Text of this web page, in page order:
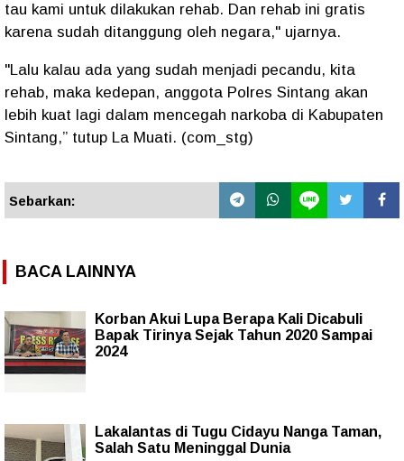
tau kami untuk dilakukan rehab. Dan rehab ini gratis
karena sudah ditanggung oleh negara," ujarnya.
"Lalu kalau ada yang sudah menjadi pecandu, kita
rehab, maka kedepan, anggota Polres Sintang akan
lebih kuat lagi dalam mencegah narkoba di Kabupaten
Sintang,” tutup La Muati. (com_stg)
Sebarkan:
BACA LAINNYA
Korban Akui Lupa Berapa Kali Dicabuli
Bapak Tirinya Sejak Tahun 2020 Sampai
2024
Lakalantas di Tugu Cidayu Nanga Taman,
Salah Satu Meninggal Dunia